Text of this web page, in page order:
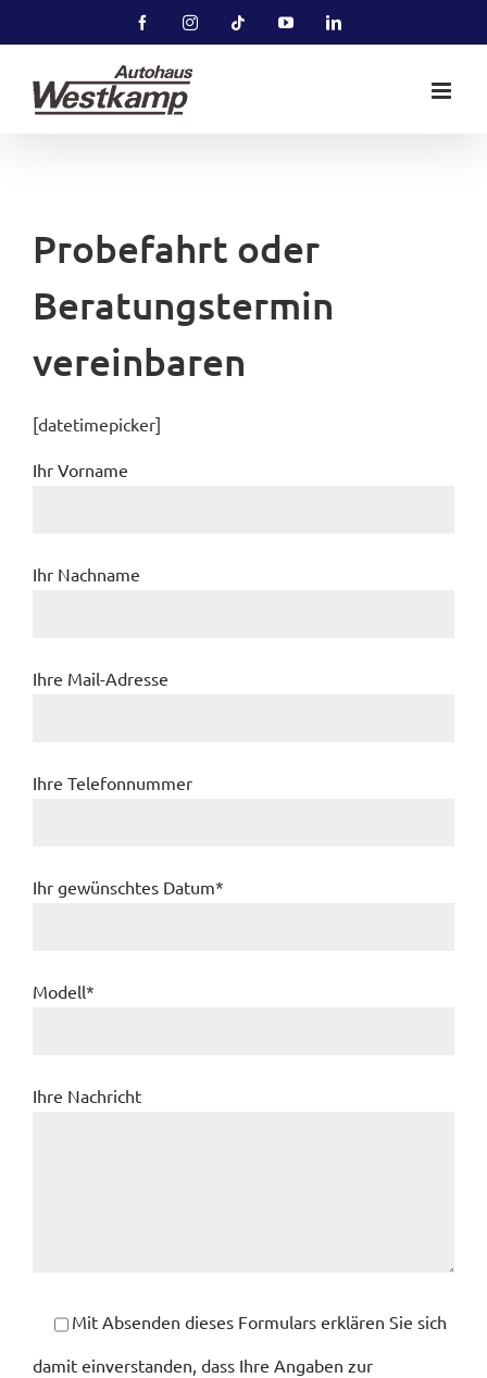
FacebookInstagramTiktok YouTubeLinkedIn
Probefahrt oder
Beratungstermin
vereinbaren
[datetimepicker]
Ihr Vorname
Ihr Nachname
Ihre Mail-Adresse
Ihre Telefonnummer
Ihr gewünschtes Datum*
Modell*
Ihre Nachricht
Mit Absenden dieses Formulars erklären Sie sich
damit einverstanden, dass Ihre Angaben zur